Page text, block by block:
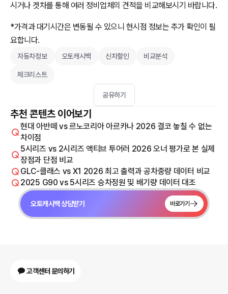
시거나 겟차를 통해 여러 정비업체의 견적을 비교해보시기 바랍니다.
*가격과 대기시간은 변동될 수 있으니 현시점 정보는 추가 확인이 필
요합니다.
자동차정보 오토캐시백 신차할인 비교분석
체크리스트
공유하기
추천 콘텐츠 이어보기
현대 아반떼 vs 르노코리아 아르카나 2026 결코 놓칠 수 없는
차이점
5시리즈 vs 2시리즈 액티브 투어러 2026 오너 평가로 본 실제
장점과 단점 비교
GLC-클래스 vs X1 2026 최고 출력과 공차중량 데이터 비교
2025 G90 vs 5시리즈 승차정원 및 배기량 데이터 대조
오토캐시백 상담받기 바로가기
고객센터 문의하기